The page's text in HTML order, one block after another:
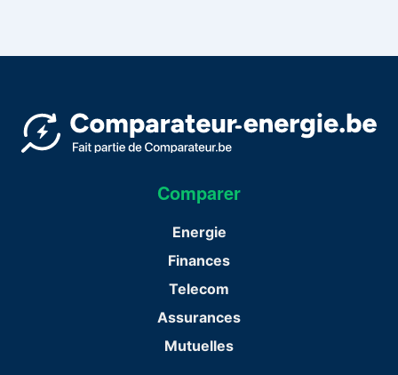
Comparer
Energie
Finances
Telecom
Assurances
Mutuelles